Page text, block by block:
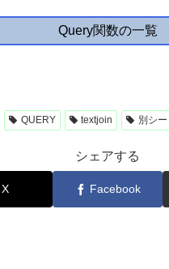
Query関数の一覧
QUERY textjoin 別シー
シェアする
X Facebook